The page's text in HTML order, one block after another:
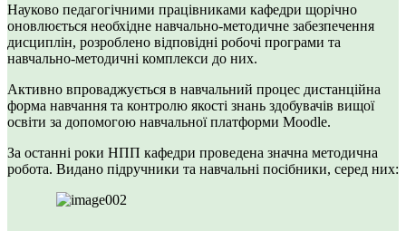
Науково педагогічними працівниками кафедри щорічно
оновлюється необхідне навчально-методичне забезпечення
дисциплін, розроблено відповідні робочі програми та
навчально-методичні комплекси до них.
Активно впроваджується в навчальний процес дистанційна
форма навчання та контролю якості знань здобувачів вищої
освіти за допомогою навчальної платформи Moodle.
За останні роки НПП кафедри проведена значна методична
робота. Видано підручники та навчальні посібники, серед них: